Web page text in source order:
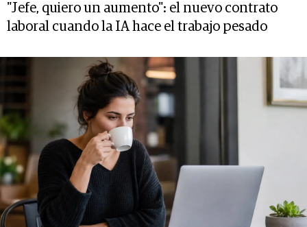
"Jefe, quiero un aumento": el nuevo contrato
laboral cuando la IA hace el trabajo pesado